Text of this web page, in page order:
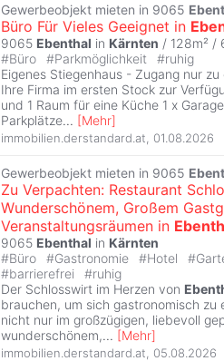
Gewerbeobjekt mieten in 9065
Büro Für Vieles Geeignet in
9065 Ebenthal in Kärnten / 128m² /
#Büro #Parkmöglichkeit #ruhig
Eigenes Stiegenhaus - Zugang nur
Ihre Firma im ersten Stock zur
und 1 Raum für eine Küche 1 x
Parkplätze... [Mehr]
immobilien.derstandard.at 01.08.2026
Gewerbeobjekt mieten in 9065
Zu Verpachten: Restaurant
Wunderschönem, Großem
Veranstaltungsräumen in
9065 Ebenthal in Kärnten
#Büro #Gastronomie #Hotel #
#barrierefrei #ruhig
Der Schlosswirt im Herzen von
brauchen, um sich gastronomisch zu
nicht nur im großzügigen, liebevoll
wunderschönem,... [Mehr]
immobilien.derstandard.at 05.08.2026